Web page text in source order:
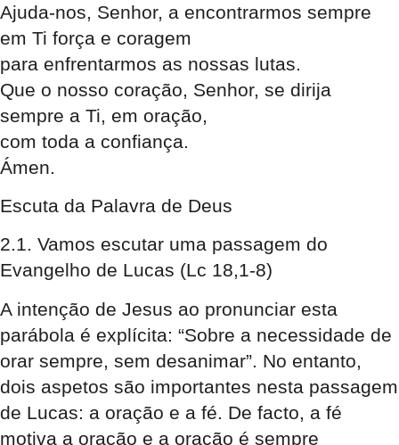
Ajuda-nos, Senhor, a encontrarmos sempre
em Ti força e coragem
para enfrentarmos as nossas lutas.
Que o nosso coração, Senhor, se dirija
sempre a Ti, em oração,
com toda a confiança.
Ámen.
Escuta da Palavra de Deus
2.1. Vamos escutar uma passagem do
Evangelho de Lucas (Lc 18,1-8)
A intenção de Jesus ao pronunciar esta
parábola é explícita: “Sobre a necessidade de
orar sempre, sem desanimar”. No entanto,
dois aspetos são importantes nesta passagem
de Lucas: a oração e a fé. De facto, a fé
motiva a oração e a oração é sempre